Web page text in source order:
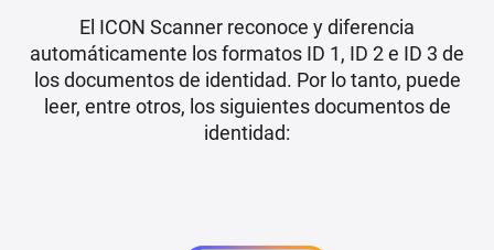
El ICON Scanner reconoce y diferencia
automáticamente los formatos ID 1, ID 2 e ID 3 de
los documentos de identidad. Por lo tanto, puede
leer, entre otros, los siguientes documentos de
identidad: